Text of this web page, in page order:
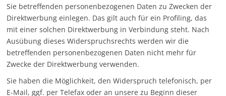
Sie betreffenden personenbezogenen Daten zu Zwecken der
Direktwerbung einlegen. Das gilt auch für ein Profiling, das
mit einer solchen Direktwerbung in Verbindung steht. Nach
Ausübung dieses Widerspruchsrechts werden wir die
betreffenden personenbezogenen Daten nicht mehr für
Zwecke der Direktwerbung verwenden.
Sie haben die Möglichkeit, den Widerspruch telefonisch, per
E-Mail,ggf. per Telefax oder an unsere zu Beginn dieser